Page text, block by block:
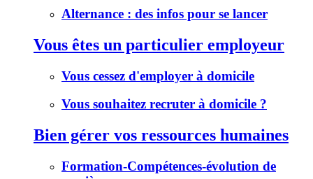
Alternance : des infos pour se lancer
Vous êtes un particulier employeur
Vous cessez d'employer à domicile
Vous souhaitez recruter à domicile ?
Bien gérer vos ressources humaines
Formation-Compétences-évolution de